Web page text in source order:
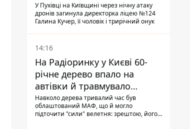
У Пухівці на Київщині через нічну атаку
дронів загинула директорка ліцею №124
Галина Кучер, її чоловік і трирічний онук
14:16
На Радіоринку у Києві 60-
річне дерево впало на
автівки й травмувало
людину - подробиці
Навколо дерева тривалий час був
облаштований МАФ, що й могло
підточити "сили" велетня: зрештою, його